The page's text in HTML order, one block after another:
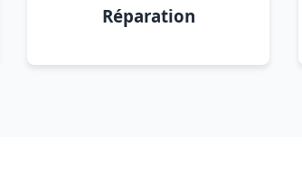
Réparation